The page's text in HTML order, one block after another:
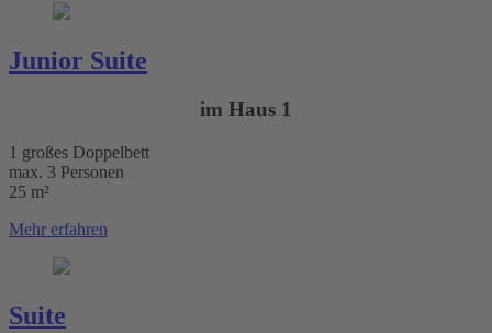
Junior Suite
im Haus 1
1 großes Doppelbett
max. 3 Personen
25 m²
Mehr erfahren
Suite